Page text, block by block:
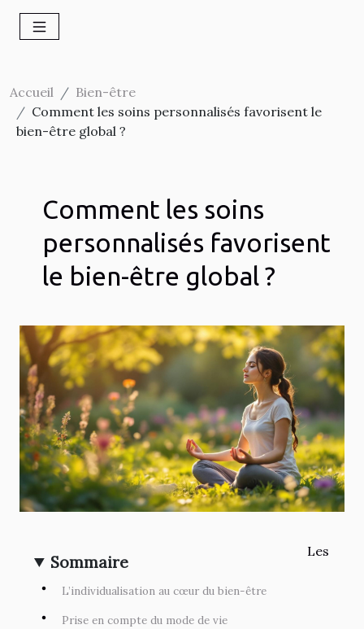
Accueil
Bien-être
Comment les soins personnalisés favorisent le
bien-être global ?
Comment les soins
personnalisés favorisent
le bien-être global ?
Sommaire
L’individualisation au cœur du bien-être
Prise en compte du mode de vie
Les